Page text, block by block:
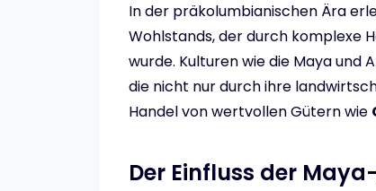
In der präkolumbianischen Ära
Wohlstands, der durch komplexe
wurde. Kulturen wie die Maya
die nicht nur durch ihre
Handel von wertvollen Gütern wie
Der Einfluss der